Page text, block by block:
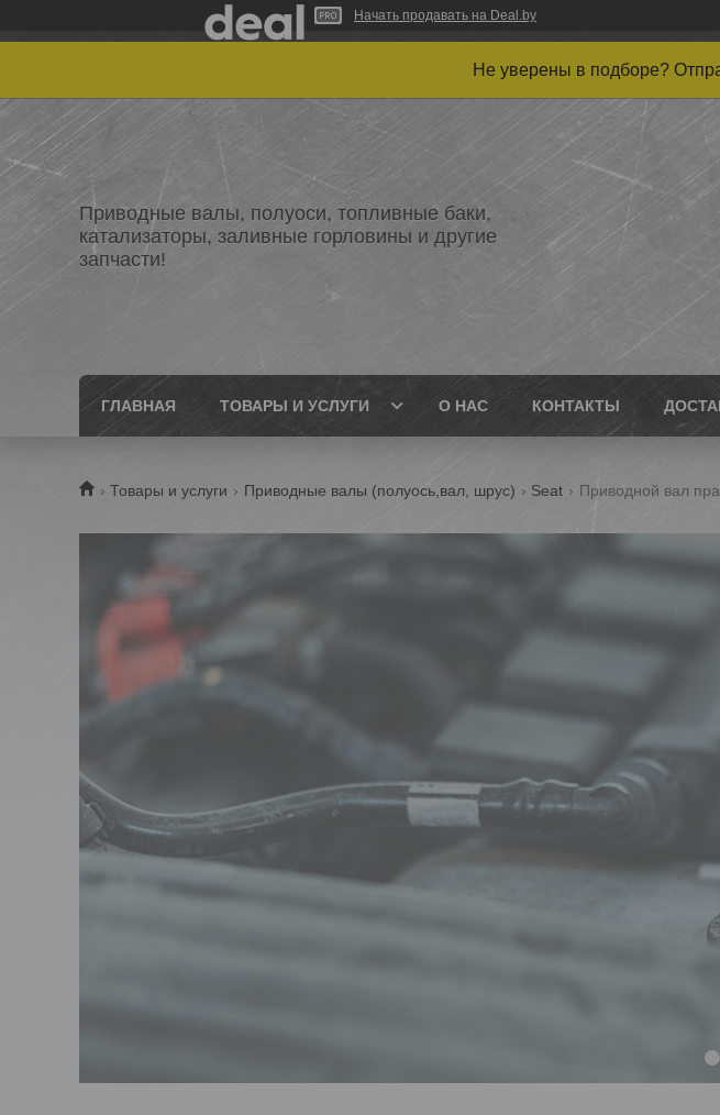
Начать продавать на Deal.by
Не уверены в подборе?
Приводные валы, полуоси, топливные баки,
катализаторы, заливные горловины и другие
запчасти!
ГЛАВНАЯ ТОВАРЫ И УСЛУГИ О НАС КОНТАКТЫ
Товары и услуги Приводные валы (полуось,вал, шрус) Seat Приводной вал